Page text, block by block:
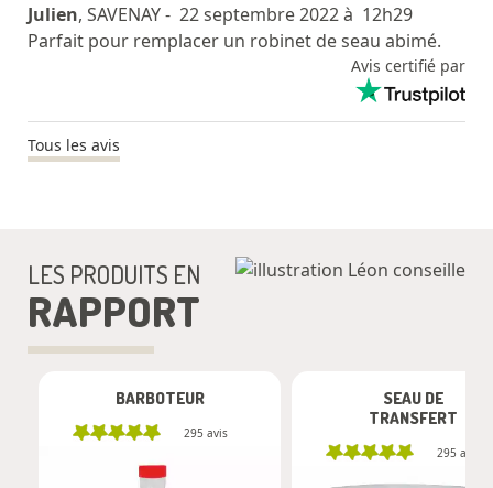
Julien, SAVENAY- 22 septembre 2022 à 12h29
Parfait pour remplacer un robinet de seau abimé.
Avis certifié par
Tous les avis
LES PRODUITS EN
RAPPORT
BARBOTEUR
295 avis
SEAU DE
TRANSFERT
295 avis